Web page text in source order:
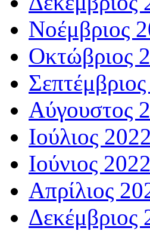
Νοέμβριος
Οκτώβριος
Αύγουστος
Ιούλιος 2022
Ιούνιος 2022
Απρίλιος
Δεκέμβριος